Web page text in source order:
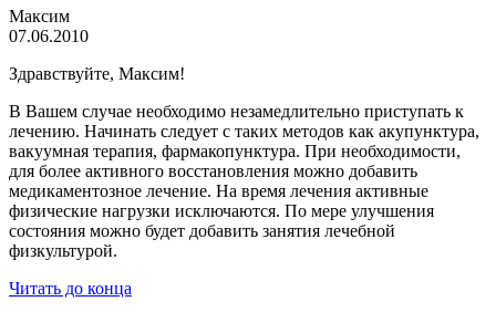
Максим
07.06.2010
Здравствуйте, Максим!
В Вашем случае необходимо незамедлительно приступать к
лечению. Начинать следует с таких методов как акупунктура,
вакуумная терапия, фармакопунктура. При необходимости,
для более активного восстановления можно добавить
медикаментозное лечение. На время лечения активные
физические нагрузки исключаются. По мере улучшения
состояния можно будет добавить занятия лечебной
физкультурой.
Читать до конца